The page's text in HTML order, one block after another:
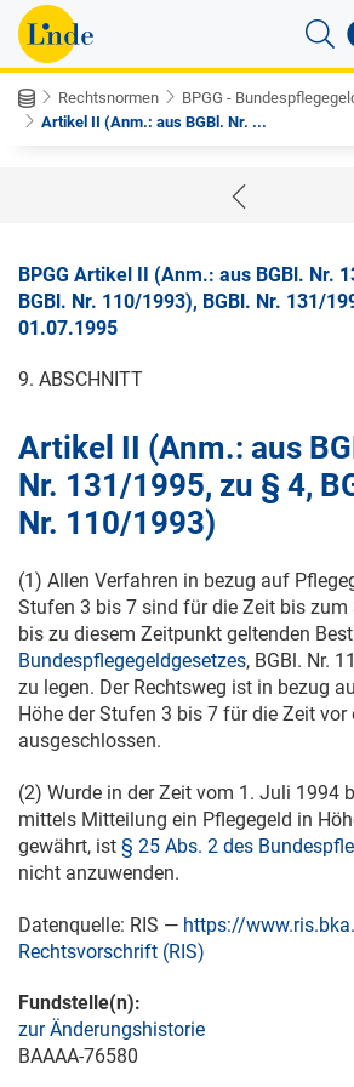
Rechtsnormen
BPGG -
Artikel II (Anm.: aus BGBl. Nr. ...
BPGG Artikel II (Anm.: aus BGBl. Nr.
BGBl. Nr. 110/1993), BGBl. Nr. 131/
01.07.1995
9. ABSCHNITT
Artikel II (Anm.: aus
Nr. 131/1995, zu § 4,
Nr. 110/1993)
(1) Allen Verfahren in bezug auf
Stufen 3 bis 7 sind für die Zeit bis zum
bis zu diesem Zeitpunkt geltenden
Bundespflegegeldgesetzes, BGBl. Nr.
zu legen. Der Rechtsweg ist in bezug
Höhe der Stufen 3 bis 7 für die Zeit vor
ausgeschlossen.
(2) Wurde in der Zeit vom 1. Juli 1994
mittels Mitteilung ein Pflegegeld in
gewährt, ist § 25 Abs. 2 des
nicht anzuwenden.
Datenquelle: RIS — https://
Rechtsvorschrift (RIS)
Fundstelle(n):
zur Änderungshistorie
BAAAA-76580